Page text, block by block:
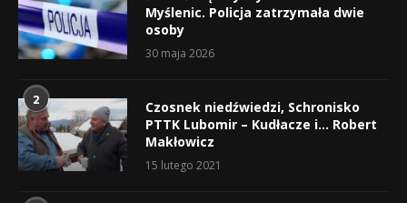
Myślenic. Policja zatrzymała dwie
osoby
30 maja 2026
2
Czosnek niedźwiedzi, Schronisko
PTTK Lubomir – Kudłacze i… Robert
Makłowicz
15 lutego 2021